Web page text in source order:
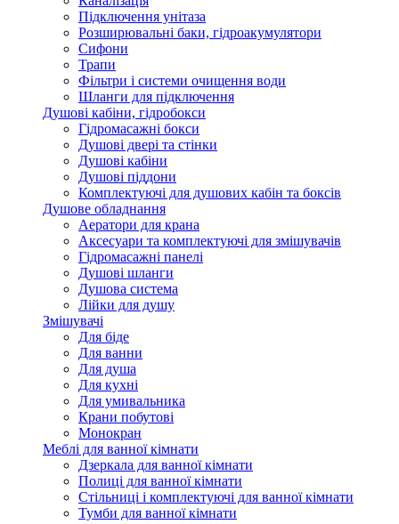
Підключення унітаза
Розширювальні баки, гідроакумулятори
Сифони
Трапи
Фільтри і системи очищення води
Шланги для підключення
Душові кабіни, гідробокси
Гідромасажні бокси
Душові двері та стінки
Душові кабіни
Душові піддони
Комплектуючі для душових кабін та боксів
Душове обладнання
Аератори для крана
Аксесуари та комплектуючі для змішувачів
Гідромасажні панелі
Душові шланги
Душова система
Лійки для душу
Змішувачі
Для біде
Для ванни
Для душа
Для кухні
Для умивальника
Крани побутові
Монокран
Меблі для ванної кімнати
Дзеркала для ванної кімнати
Полиці для ванної кімнати
Стільниці і комплектуючі для ванної кімнати
Тумби для ванної кімнати